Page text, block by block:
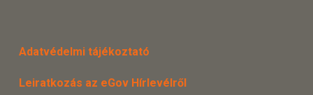
Adatvédelmi tájékoztató
Leiratkozás az eGov Hírlevélről